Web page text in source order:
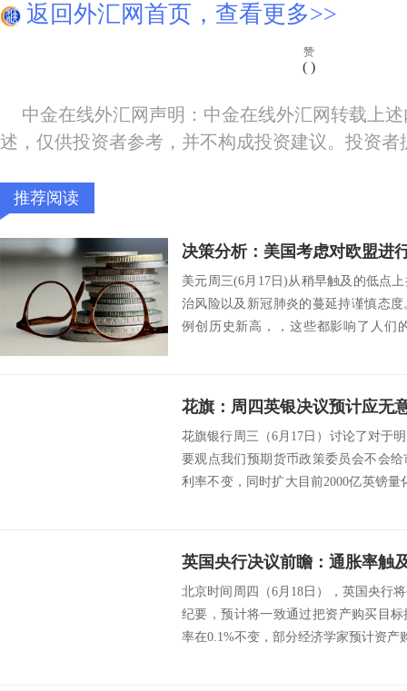
返回外汇网首页，查看更多>>
赞
( )
中金在线外汇网声明：中金在线外汇网转载上
述，仅供投资者参考，并不构成投资建议。投资
推荐阅读
美元周三(6月17日)从稍早触及的低点
治风险以及新冠肺炎的蔓延持谨慎态
例创历史新高，，这些都影响了人们
花旗：周四英银决议预计应无
花旗银行周三（6月17日）讨论了对于
要观点我们预期货币政策委员会不会
利率不变，同时扩大目前2000亿英镑
北京时间周四（6月18日），英国央行
纪要，预计将一致通过把资产购买目
率在0.1%不变，部分经济学家预计资产